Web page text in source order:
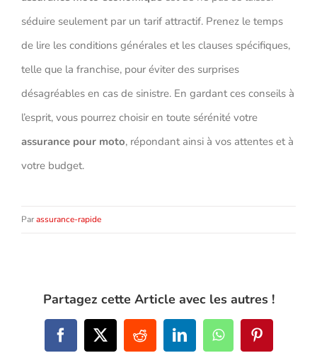
séduire seulement par un tarif attractif. Prenez le temps
de lire les conditions générales et les clauses spécifiques,
telle que la franchise, pour éviter des surprises
désagréables en cas de sinistre. En gardant ces conseils à
l’esprit, vous pourrez choisir en toute sérénité votre
assurance pour moto, répondant ainsi à vos attentes et à
votre budget.
Parassurance-rapide
Partagez cette Article avec les autres !
Facebook
X RedditLinkedInWhatsAppPinterest